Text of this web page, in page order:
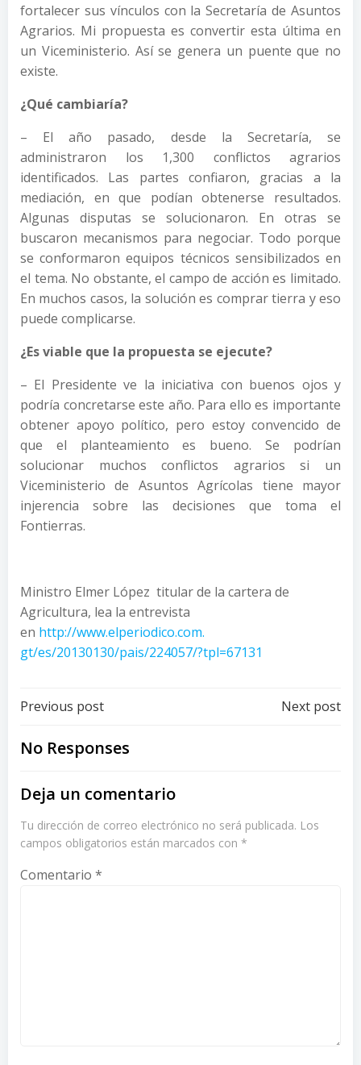
fortalecer sus vínculos con la Secretaría de Asuntos
Agrarios. Mi propuesta es convertir esta última en
un Viceministerio. Así se genera un puente que no
existe.
¿Qué cambiaría?
– El año pasado, desde la Secretaría, se
administraron los 1,300 conflictos agrarios
identificados. Las partes confiaron, gracias a la
mediación, en que podían obtenerse resultados.
Algunas disputas se solucionaron. En otras se
buscaron mecanismos para negociar. Todo porque
se conformaron equipos técnicos sensibilizados en
el tema. No obstante, el campo de acción es limitado.
En muchos casos, la solución es comprar tierra y eso
puede complicarse.
¿Es viable que la propuesta se ejecute?
– El Presidente ve la iniciativa con buenos ojos y
podría concretarse este año. Para ello es importante
obtener apoyo político, pero estoy convencido de
que el planteamiento es bueno. Se podrían
solucionar muchos conflictos agrarios si un
Viceministerio de Asuntos Agrícolas tiene mayor
injerencia sobre las decisiones que toma el
Fontierras.
Ministro Elmer López titular de la cartera de
Agricultura, lea la entrevista
en http://www.elperiodico.com.
gt/es/20130130/pais/224057/?tpl=67131
Post
navigation
Previous post Next post
No Responses
Deja un comentario
Tu dirección de correo electrónico no será publicada. Los
campos obligatorios están marcados con *
Comentario *